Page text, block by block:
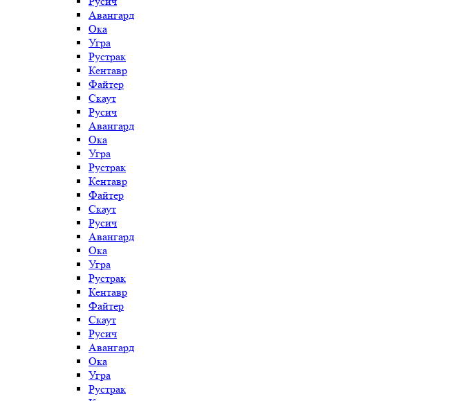
Авангард
Ока
Угра
Рустрак
Кентавр
Файтер
Скаут
Русич
Авангард
Ока
Угра
Рустрак
Кентавр
Файтер
Скаут
Русич
Авангард
Ока
Угра
Рустрак
Кентавр
Файтер
Скаут
Русич
Авангард
Ока
Угра
Рустрак